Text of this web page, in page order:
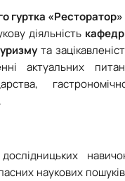
гуртка «Ресторатор»
діяльність
та
актуальних
наукових пошуків